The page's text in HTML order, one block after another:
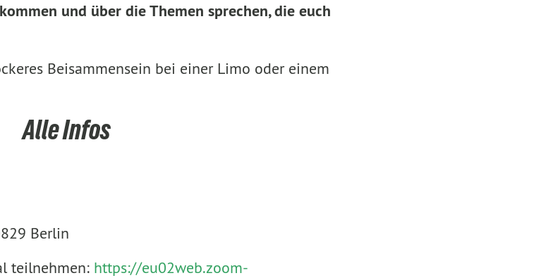
und über die Themen sprechen, die euch
Beisammensein bei einer Limo oder einem
Alle Infos
Berlin
teilnehmen: https://eu02web.zoom-